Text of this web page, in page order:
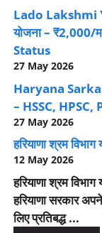
Lado Lakshmi
योजना –
Status
27 May 2026
Haryana
– HSSC,
27 May 2026
हरियाणा श्रम
12 May 2026
हरियाणा श्रम
हरियाणा सरकार
लिए प्रतिबद्ध ...